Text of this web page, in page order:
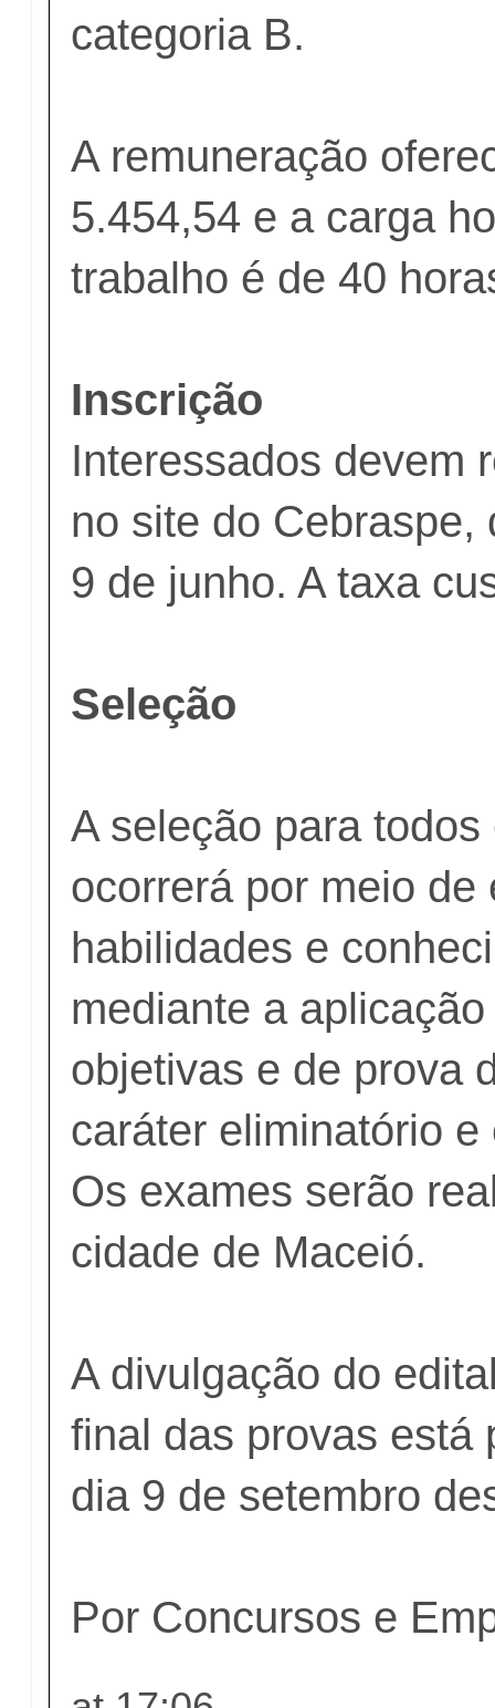
categoria B.
A remuneração
5.454,54 e a carga
trabalho é de 40
Inscrição
Interessados devem
no site do Cebraspe,
9 de junho. A taxa
Seleção
A seleção para
ocorrerá por meio de
habilidades e
mediante a
objetivas e de prova
caráter eliminatório
Os exames serão
cidade de Maceió.
A divulgação do
final das provas está
dia 9 de setembro
Por Concursos e